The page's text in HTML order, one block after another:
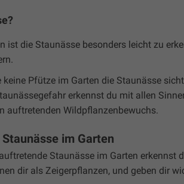
ist die Staunässe besonders leicht zu
keine Pfütze im Garten die Staunässe
erkennst du mit allen
auftretenden Wildpflanzenbewuchs.
im Garten
Staunässe im Garten erkennst
dir als Zeigerpflanzen, und geben dir